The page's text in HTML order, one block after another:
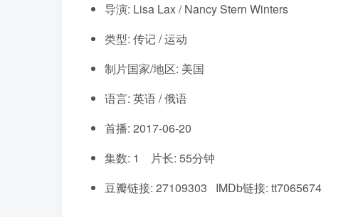
导演: Lisa Lax / Nancy Stern Winters
类型: 传记 / 运动
制片国家/地区: 美国
语言: 英语 / 俄语
首播: 2017-06-20
集数: 1 片长: 55分钟
豆瓣链接: 27109303 IMDb链接: tt7065674